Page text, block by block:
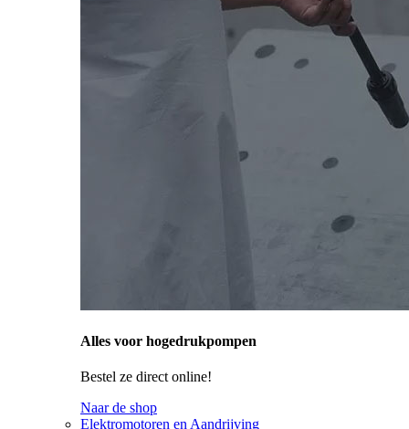
Alles voor hogedrukpompen
Bestel ze direct online!
Naar de shop
Elektromotoren en Aandrijving